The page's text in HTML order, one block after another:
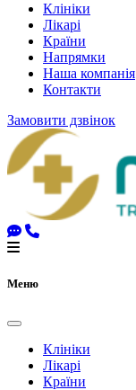
Клініки
Лікарі
Країни
Напрямки
Наша компанія
Контакти
Замовити дзвінок
Меню
Клініки
Лікарі
Країни